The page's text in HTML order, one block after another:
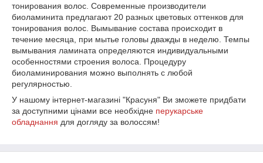
тонирования волос. Современные производители
биоламинита предлагают 20 разных цветовых оттенков для
тонирования волос. Вымывание состава происходит в
течение месяца, при мытье головы дважды в неделю. Темпы
вымывания ламината определяются индивидуальными
особенностями строения волоса. Процедуру
биоламинирования можно выполнять с любой
регулярностью.
У нашому інтернет-магазині "Красуня" Ви зможете придбати
за доступними цінами все необхідне перукарське
обладнання для догляду за волоссям!